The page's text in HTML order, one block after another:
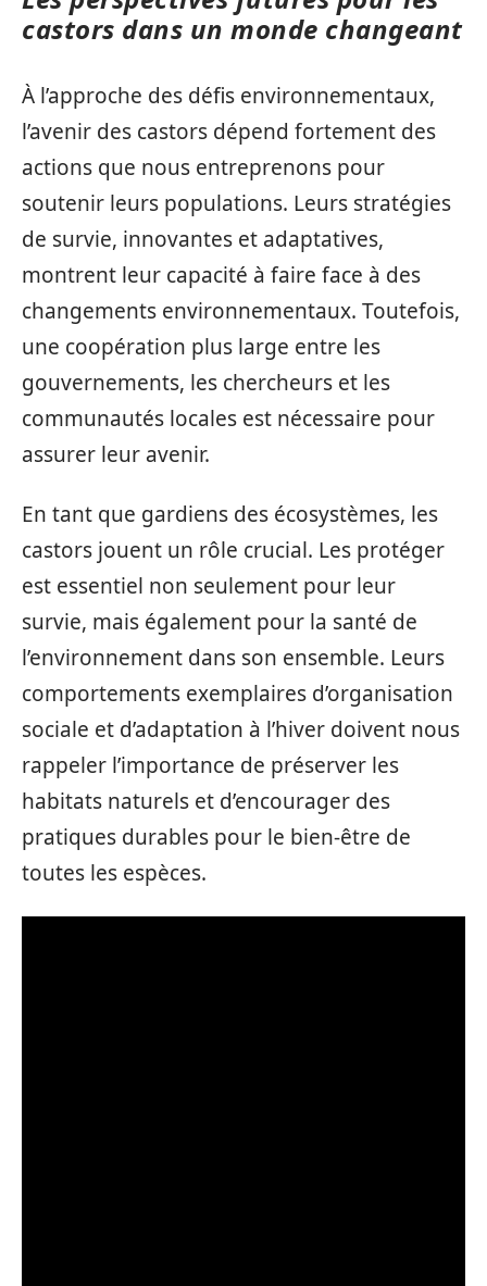
castors dans un monde changeant
À l’approche des défis environnementaux,
l’avenir des castors dépend fortement des
actions que nous entreprenons pour
soutenir leurs populations. Leurs stratégies
de survie, innovantes et adaptatives,
montrent leur capacité à faire face à des
changements environnementaux. Toutefois,
une coopération plus large entre les
gouvernements, les chercheurs et les
communautés locales est nécessaire pour
assurer leur avenir.
En tant que gardiens des écosystèmes, les
castors jouent un rôle crucial. Les protéger
est essentiel non seulement pour leur
survie, mais également pour la santé de
l’environnement dans son ensemble. Leurs
comportements exemplaires d’organisation
sociale et d’adaptation à l’hiver doivent nous
rappeler l’importance de préserver les
habitats naturels et d’encourager des
pratiques durables pour le bien-être de
toutes les espèces.